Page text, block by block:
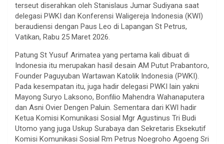
terseut diserahkan oleh Stanislaus Jumar Sudiyana saat
delegasi PWKI dan Konferensi Waligereja Indonesia (KWI)
beraudiensi dengan Paus Leo di Lapangan St Petrus,
Vatikan, Rabu 25 Maret 2026.
Patung St Yusuf Arimatea yang pertama kali dibuat di
Indonesia itu merupakan hasil desain AM Putut Prabantoro,
Founder Paguyuban Wartawan Katolik Indonesia (PWKI).
Pada kesempatan itu, juga hadir delegasi PWKI lain yakni
Mayong Suryo Laksono, Bonfilio Mahendra Wahanaputera
dan Asni Ovier Dengen Paluin. Sementara dari KWI hadir
Ketua Komisi Komunikasi Sosial Mgr Agustinus Tri Budi
Utomo yang juga Uskup Surabaya dan Sekretaris Eksekutif
Komisi Komunikasi Sosial Rm Petrus Noegroho Agoeng Sri